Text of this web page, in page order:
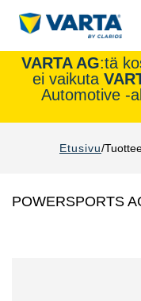
VARTA AG:tä
ei vaikuta
Automotive -
Etusivu
POWERSPORTS